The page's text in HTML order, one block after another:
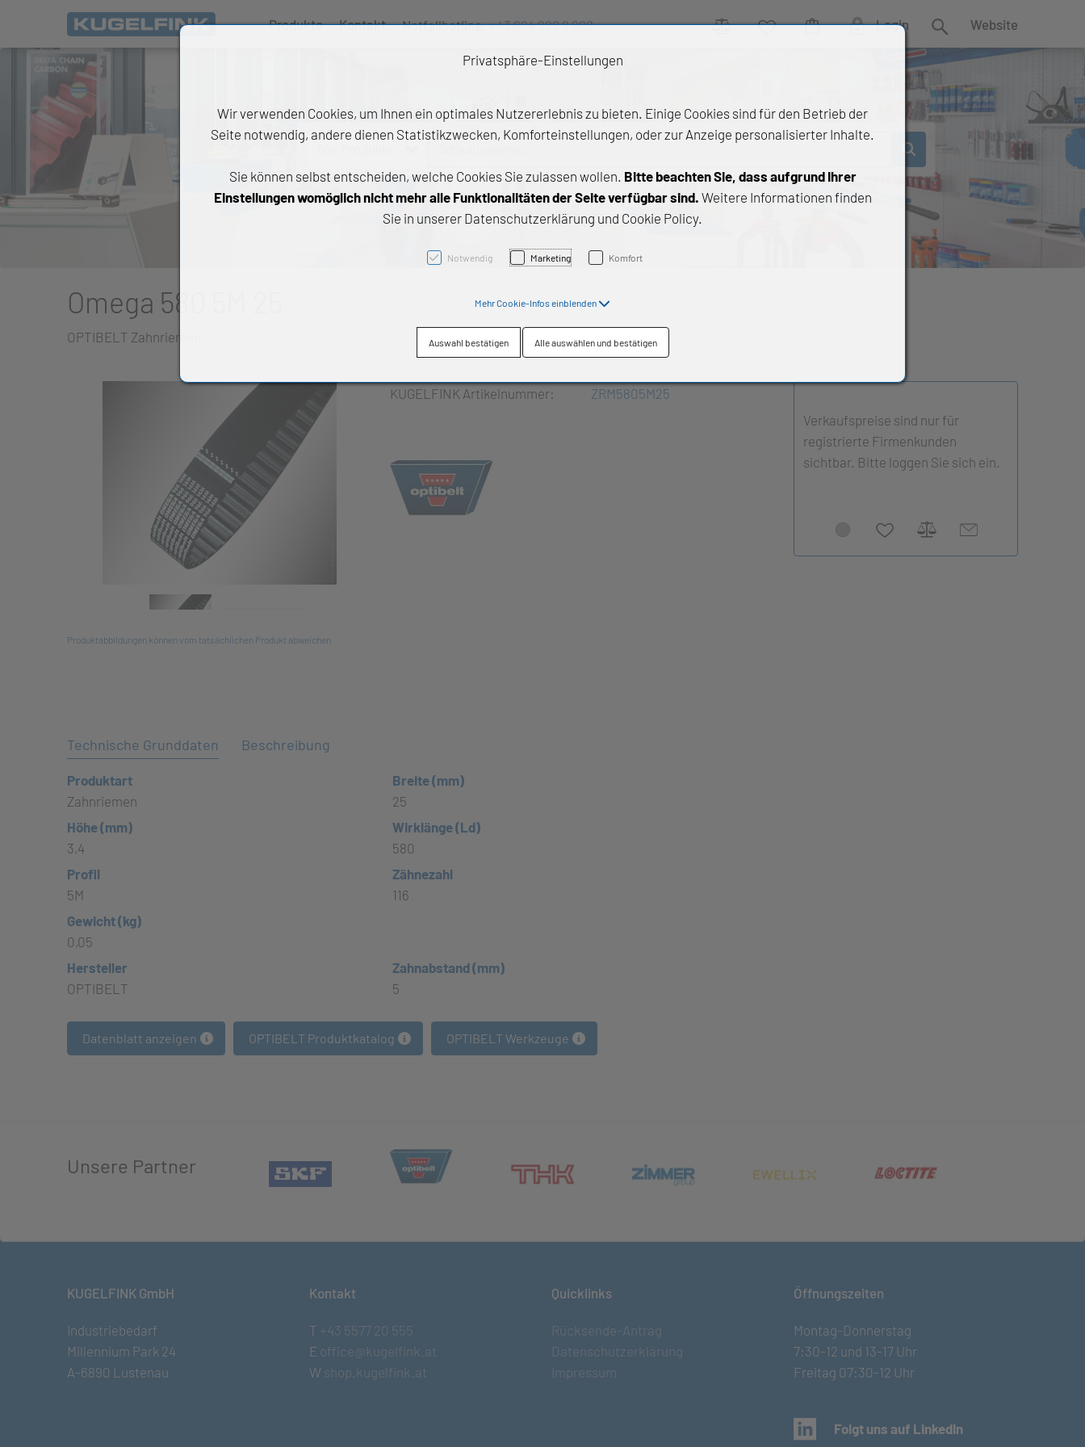
Produkte Kontakt Notfallhotline:+43 664 222 9 888 VergleichWunschlisteWarenkorb Login Suche Website
Alle Produkte
Wälz- und Gleitlager
Antriebstechnik
Chemische Produkte
Alle Produkte
Omega 580 5M 25
OPTIBELT Zahnriemen
Produktabbildungen können vom tatsächlichen Produkt abweichen
KUGELFINK Artikelnummer:
ZRM5805M25
Verkaufspreise sind nur für
registrierte Firmenkunden
sichtbar. Bitte loggen Sie sich ein.
Technische Grunddaten Beschreibung
Produktart
Zahnriemen
Breite (mm)
25
Höhe (mm)
3,4
Wirklänge (Ld)
580
Profil
5M
Zähnezahl
116
Gewicht (kg)
0,05
Hersteller
OPTIBELT
Zahnabstand (mm)
5
Datenblatt anzeigen OPTIBELT Produktkatalog OPTIBELT Werkzeuge
Unsere Partner (öffnet in neuem Tab)
(öffnet in neuem Tab)(öffnet in neuem Tab)(öffnet in neuem Tab)(öffnet in neuem Tab)
KUGELFINK GmbH
Industriebedarf
Millennium Park 24
A-6890 Lustenau
Kontakt
T +43 5577 20 555
E office@kugelfink.at
W shop.kugelfink.at
Quicklinks
Rücksende-Antrag
Datenschutzerklärung
Impressum
Öffnungszeiten
Montag-Donnerstag
7:30-12 und 13-17 Uhr
Freitag 07:30-12 Uhr
(öffnet in neuem Tab)
Folgt uns auf LinkedIn
Privatsphäre-Einstellungen
Wir verwenden Cookies, um Ihnen ein optimales Nutzererlebnis zu bieten. Einige Cookies sind für den Betrieb der
Seite notwendig, andere dienen Statistikzwecken, Komforteinstellungen, oder zur Anzeige personalisierter Inhalte.
Sie können selbst entscheiden, welche Cookies Sie zulassen wollen. Bitte beachten Sie, dass aufgrund Ihrer
Einstellungen womöglich nicht mehr alle Funktionalitäten der Seite verfügbar sind. Weitere Informationen finden
Sie in unserer Datenschutzerklärung und Cookie Policy.
Notwendig Marketing Komfort
Mehr Cookie-Infos einblenden
Auswahl bestätigen Alle auswählen und bestätigen